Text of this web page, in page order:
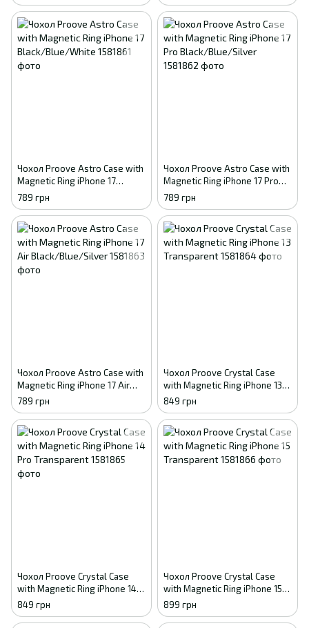
Чохол Proove Astro Case with
Magnetic Ring iPhone 17
Black/Blue/White
789 грн
Чохол Proove Astro Case with
Magnetic Ring iPhone 17 Pro
Black/Blue/Silver
789 грн
Чохол Proove Astro Case with
Magnetic Ring iPhone 17 Air
Black/Blue/Silver
789 грн
Чохол Proove Crystal Case
with Magnetic Ring iPhone 13
Transparent
849 грн
Чохол Proove Crystal Case
with Magnetic Ring iPhone 14
Pro Transparent
849 грн
Чохол Proove Crystal Case
with Magnetic Ring iPhone 15
Transparent
899 грн